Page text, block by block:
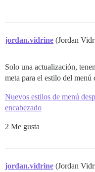
jordan.vidrine (Jordan
Solo una actualización,
meta para el estilo del menú
Nuevos estilos de menú
encabezado
2 Me gusta
jordan.vidrine (Jordan